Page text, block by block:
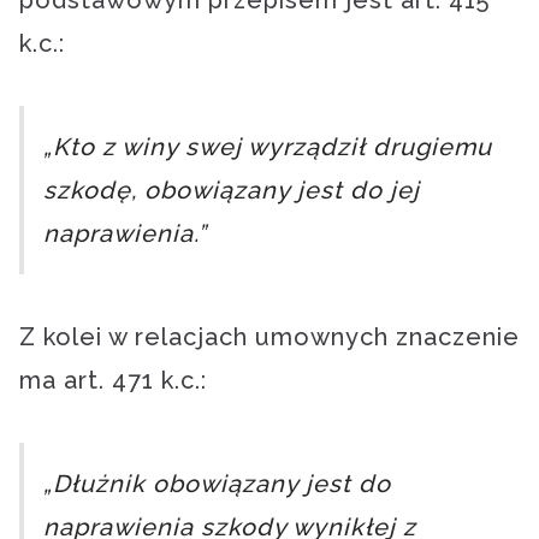
k.c.:
„Kto z winy swej wyrządził drugiemu
szkodę, obowiązany jest do jej
naprawienia.”
Z kolei w relacjach umownych znaczenie
ma art. 471 k.c.:
„Dłużnik obowiązany jest do
naprawienia szkody wynikłej z